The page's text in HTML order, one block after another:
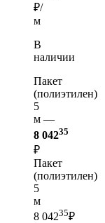
₽/
м
В
наличии
Пакет
(полиэтилен)
5
м —
8 04235
₽
Пакет
(полиэтилен)
5
м
8 04235₽